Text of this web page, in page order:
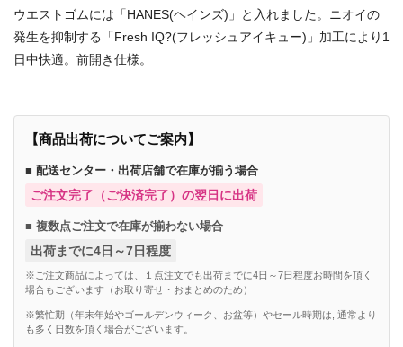
ウエストゴムには「HANES(ヘインズ)」と入れました。ニオイの
発生を抑制する「Fresh IQ?(フレッシュアイキュー)」加工により1
日中快適。前開き仕様。
【商品出荷についてご案内】
■ 配送センター・出荷店舗で在庫が揃う場合
ご注文完了（ご決済完了）の翌日に出荷
■ 複数点ご注文で在庫が揃わない場合
出荷までに4日～7日程度
※ご注文商品によっては、１点注文でも出荷までに4日～7日程度お時間を頂く
場合もございます（お取り寄せ・おまとめのため）
※繁忙期（年末年始やゴールデンウィーク、お盆等）やセール時期は, 通常より
も多く日数を頂く場合がございます。